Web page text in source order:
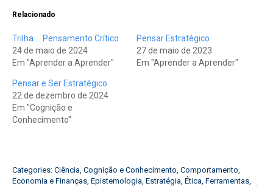
Relacionado
Trilha … Pensamento Crítico
24 de maio de 2024
Em "Aprender a Aprender"
Pensar Estratégico
27 de maio de 2023
Em "Aprender a Aprender"
Pensar e Ser Estratégico
22 de dezembro de 2024
Em "Cognição e
Conhecimento"
Categories: Ciência, Cognição e Conhecimento, Comportamento,
Economia e Finanças, Epistemologia, Estratégia, Ética, Ferramentas,